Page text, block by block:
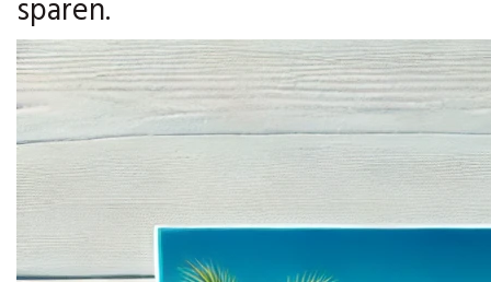
sparen.